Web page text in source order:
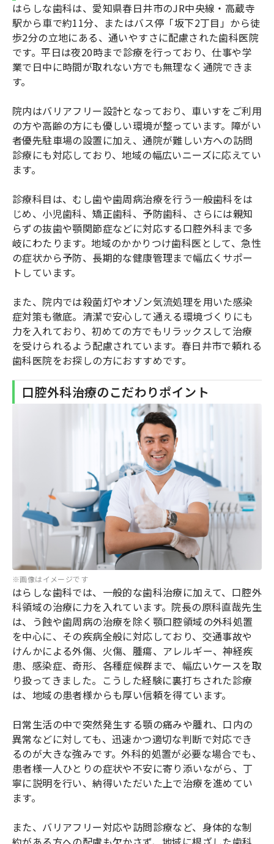
はらしな歯科は、愛知県春日井市のJR中央線・高蔵寺
駅から車で約11分、またはバス停「坂下2丁目」から徒
歩2分の立地にある、通いやすさに配慮された歯科医院
です。平日は夜20時まで診療を行っており、仕事や学
業で日中に時間が取れない方でも無理なく通院できま
す。
院内はバリアフリー設計となっており、車いすをご利用
の方や高齢の方にも優しい環境が整っています。障がい
者優先駐車場の設置に加え、通院が難しい方への訪問
診療にも対応しており、地域の幅広いニーズに応えてい
ます。
診療科目は、むし歯や歯周病治療を行う一般歯科をは
じめ、小児歯科、矯正歯科、予防歯科、さらには親知
らずの抜歯や顎関節症などに対応する口腔外科まで多
岐にわたります。地域のかかりつけ歯科医として、急性
の症状から予防、長期的な健康管理まで幅広くサポー
トしています。
また、院内では殺菌灯やオゾン気流処理を用いた感染
症対策も徹底。清潔で安心して通える環境づくりにも
力を入れており、初めての方でもリラックスして治療
を受けられるよう配慮されています。春日井市で頼れる
歯科医院をお探しの方におすすめです。
口腔外科治療のこだわりポイント
※画像はイメージです
はらしな歯科では、一般的な歯科治療に加えて、口腔外
科領域の治療に力を入れています。院長の原科直哉先生
は、う蝕や歯周病の治療を除く顎口腔領域の外科処置
を中心に、その疾病全般に対応しており、交通事故や
けんかによる外傷、火傷、腫瘍、アレルギー、神経疾
患、感染症、奇形、各種症候群まで、幅広いケースを取
り扱ってきました。こうした経験に裏打ちされた診療
は、地域の患者様からも厚い信頼を得ています。
日常生活の中で突然発生する顎の痛みや腫れ、口内の
異常などに対しても、迅速かつ適切な判断で対応でき
るのが大きな強みです。外科的処置が必要な場合でも、
患者様一人ひとりの症状や不安に寄り添いながら、丁
寧に説明を行い、納得いただいた上で治療を進めてい
ます。
また、バリアフリー対応や訪問診療など、身体的な制